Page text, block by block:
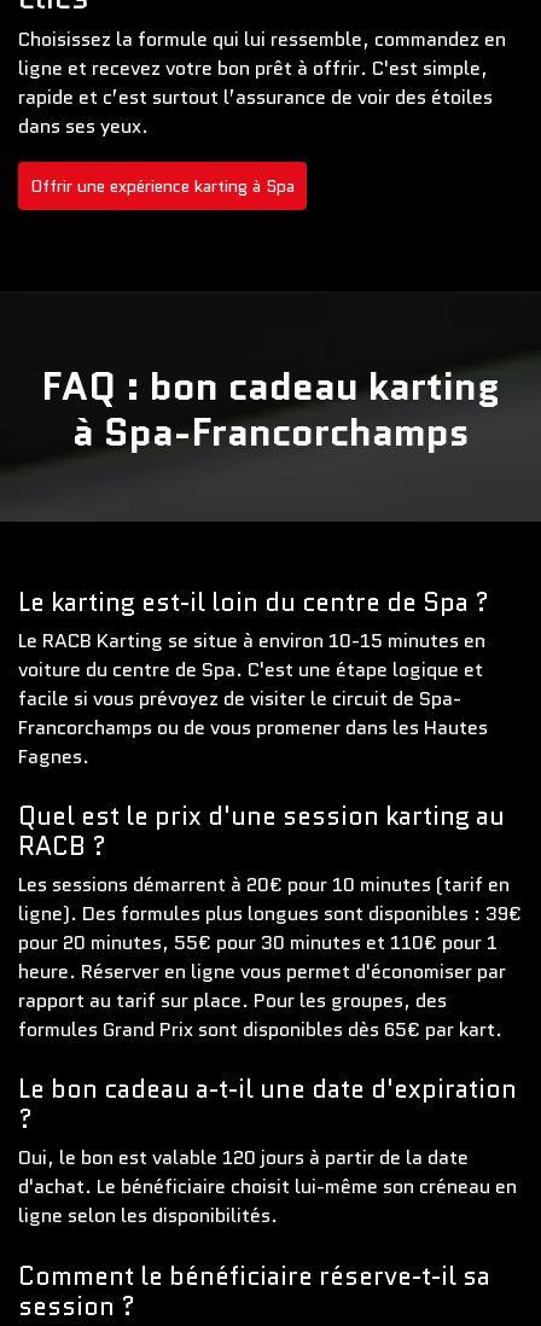
Choisissez la formule qui lui ressemble, commandez en
ligne et recevez votre bon prêt à offrir. C'est simple,
rapide et c’est surtout l’assurance de voir des étoiles
dans ses yeux.
Offrir une expérience karting à Spa
FAQ : bon cadeau karting
à Spa-Francorchamps
Le karting est-il loin du centre de Spa ?
Le RACB Karting se situe à environ 10-15 minutes en
voiture du centre de Spa. C'est une étape logique et
facile si vous prévoyez de visiter le circuit de Spa-
Francorchamps ou de vous promener dans les Hautes
Fagnes.
Quel est le prix d'une session karting au
RACB ?
Les sessions démarrent à 20€ pour 10 minutes (tarif en
ligne). Des formules plus longues sont disponibles : 39€
pour 20 minutes, 55€ pour 30 minutes et 110€ pour 1
heure. Réserver en ligne vous permet d'économiser par
rapport au tarif sur place. Pour les groupes, des
formules Grand Prix sont disponibles dès 65€ par kart.
Le bon cadeau a-t-il une date d'expiration
?
Oui, le bon est valable 120 jours à partir de la date
d'achat. Le bénéficiaire choisit lui-même son créneau en
ligne selon les disponibilités.
Comment le bénéficiaire réserve-t-il sa
session ?